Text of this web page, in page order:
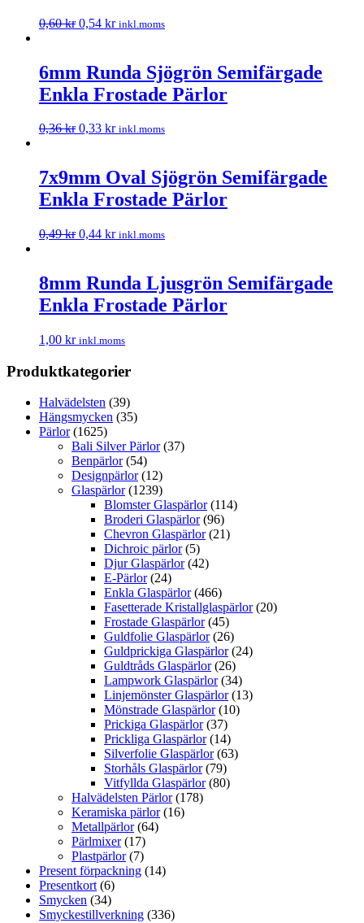
0,60kr 0,54 kr inkl.moms
6mm Runda Sjögrön Semifärgade
Enkla Frostade Pärlor
0,36kr 0,33 kr inkl.moms
7x9mm Oval Sjögrön Semifärgade
Enkla Frostade Pärlor
0,49kr 0,44 kr inkl.moms
8mm Runda Ljusgrön Semifärgade
Enkla Frostade Pärlor
1,00 kr inkl.moms
Produktkategorier
Halvädelsten (39)
Hängsmycken (35)
Pärlor (1625)
Bali Silver Pärlor (37)
Benpärlor (54)
Designpärlor (12)
Glaspärlor (1239)
Blomster Glaspärlor (114)
Broderi Glaspärlor (96)
Chevron Glaspärlor (21)
Dichroic pärlor (5)
Djur Glaspärlor (42)
E-Pärlor (24)
Enkla Glaspärlor (466)
Fasetterade Kristallglaspärlor (20)
Frostade Glaspärlor (45)
Guldfolie Glaspärlor (26)
Guldprickiga Glaspärlor (24)
Guldtråds Glaspärlor (26)
Lampwork Glaspärlor (34)
Linjemönster Glaspärlor (13)
Mönstrade Glaspärlor (10)
Prickiga Glaspärlor (37)
Prickliga Glaspärlor (14)
Silverfolie Glaspärlor (63)
Storhåls Glaspärlor (79)
Vitfyllda Glaspärlor (80)
Halvädelsten Pärlor (178)
Keramiska pärlor (16)
Metallpärlor (64)
Pärlmixer (17)
Plastpärlor (7)
Present förpackning (14)
Presentkort (6)
Smycken (34)
Smyckestillverkning (336)